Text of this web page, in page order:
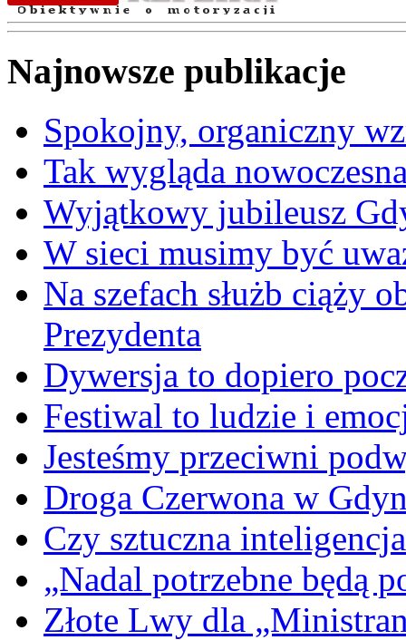
Najnowsze publikacje
Spokojny, organiczny
Tak wygląda
Wyjątkowy jubileusz
W sieci musimy być
Na szefach służb ciąży
Prezydenta
Dywersja to dopiero
Festiwal to ludzie i
Jesteśmy przeciwni
Droga Czerwona w
Czy sztuczna
„Nadal potrzebne będą
Złote Lwy dla